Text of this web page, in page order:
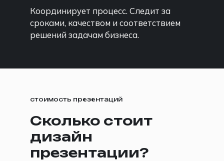
Координирует процесс. Следит за
сроками, качеством и соответствием
решений задачам бизнеса.
стоимость презентаций
Сколько стоит
дизайн
презентации?